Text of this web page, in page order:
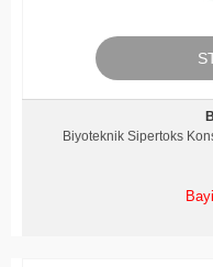
Biyoteknik Sipertoks